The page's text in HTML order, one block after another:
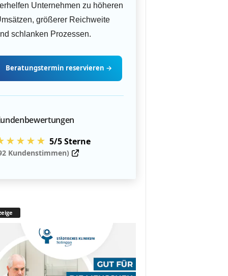
Unternehmen zu höheren
größerer Reichweite
schlanken Prozessen.
Beratungstermin reservieren →
5/5 Sterne
Kundenstimmen)